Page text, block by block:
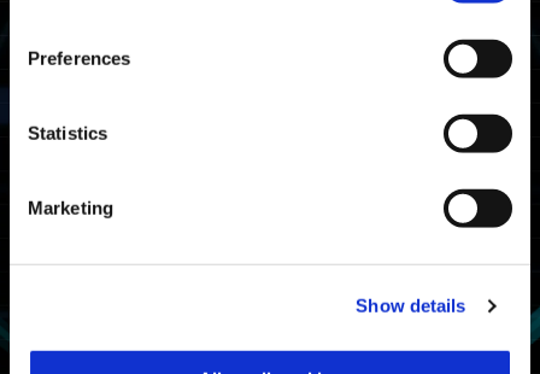
Preferences
Statistics
Marketing
Show details
コラボ先 配信終了日
Da-iCE
2024/3/8（金）